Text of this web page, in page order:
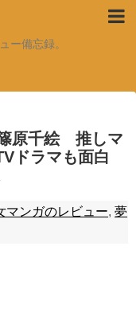
ー備忘録。
原千絵 推しマ
ドラマも面白
マンガのレビュー,夢